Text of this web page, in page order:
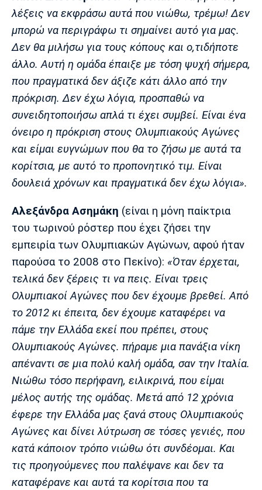
Πολιτισμός
Τραγούδια
Cine Spot
Running
Media
Παρασκήνιο
Πρόγραμμα TV
Ιωνικός Κηφισιά Πανσερραϊκός
Μπαρτσελόνα
Ρεάλ
Μαδρίτης
Ατλέτικο
Μαδρίτης
Γιουνάιτεντ
Λίβερπουλ
Μάντσεστερ
Σίτι
Γιουβέντους
Ίντερ Μίλαν Μπάγερν
Μπορούσια
Ντόρτμουντ
Παρί Σεν
Ζερμέν
Μαρσέιγ
Μονακό
Ερυθρός
Αστέρας
Τότεναμ
λέξεις να εκφράσω αυτά που νιώθω, τρέμω! Δεν
μπορώ να περιγράφω τι σημαίνει αυτό για μας.
Δεν θα μιλήσω για τους κόπους και ο,τιδήποτε
άλλο. Αυτή η ομάδα έπαιξε με τόση ψυχή σήμερα,
που πραγματικά δεν άξιζε κάτι άλλο από την
πρόκριση. Δεν έχω λόγια, προσπαθώ να
συνειδητοποιήσω απλά τι έχει συμβεί. Είναι ένα
όνειρο η πρόκριση στους Ολυμπιακούς Αγώνες
και είμαι ευγνώμων που θα το ζήσω με αυτά τα
κορίτσια, με αυτό το προπονητικό τιμ. Είναι
δουλειά χρόνων και πραγματικά δεν έχω λόγια».
Αλεξάνδρα Ασημάκη (είναι η μόνη παίκτρια
του τωρινού ρόστερ που έχει ζήσει την
εμπειρία των Ολυμπιακών Αγώνων, αφού ήταν
παρούσα το 2008 στο Πεκίνο): «Όταν έρχεται,
τελικά δεν ξέρεις τι να πεις. Είναι τρεις
Ολυμπιακοί Αγώνες που δεν έχουμε βρεθεί. Από
το 2012 κι έπειτα, δεν έχουμε καταφέρει να
πάμε την Ελλάδα εκεί που πρέπει, στους
Ολυμπιακούς Αγώνες. πήραμε μια πανάξια νίκη
απέναντι σε μια πολύ καλή ομάδα, σαν την Ιταλία.
Νιώθω τόσο περήφανη, ειλικρινά, που είμαι
μέλος αυτής της ομάδας. Μετά από 12 χρόνια
έφερε την Ελλάδα μας ξανά στους Ολυμπιακούς
Αγώνες και δίνει λύτρωση σε τόσες γενιές, που
κατά κάποιον τρόπο νιώθω ότι συνδέομαι. Και
τις προηγούμενες που παλέψανε και δεν τα
καταφέρανε και αυτά τα κορίτσια που τα